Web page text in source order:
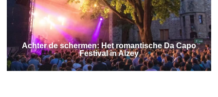
Achter de schermen: Het romantische Da Capo
Festival in Alzey